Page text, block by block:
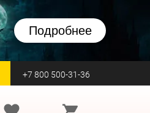
Подробнее
+7 800 500-31-36